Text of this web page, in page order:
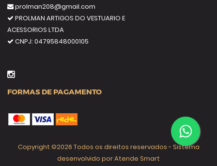
prolman208@gmail.com
PROLMAN ARTIGOS DO VESTUARIO E
ACESSORIOS LTDA
CNPJ: 04795848000105
FORMAS DE PAGAMENTO
Copyright ©2026 Todos os direitos reservados - Sistema
desenvolvido porAtende Smart